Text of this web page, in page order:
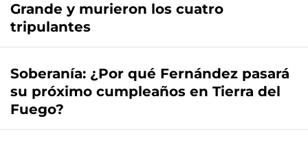
Grande y murieron los cuatro
tripulantes
Soberanía: ¿Por qué Fernández pasará
su próximo cumpleaños en Tierra del
Fuego?